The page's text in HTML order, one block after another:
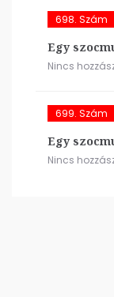
698. Szám
Egy
Nincs
699. Szám
Egy
Nincs